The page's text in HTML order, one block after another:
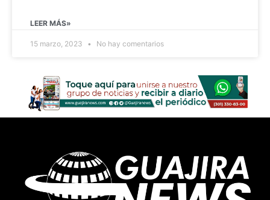
LEER MÁS»
15 marzo, 2023 No hay comentarios